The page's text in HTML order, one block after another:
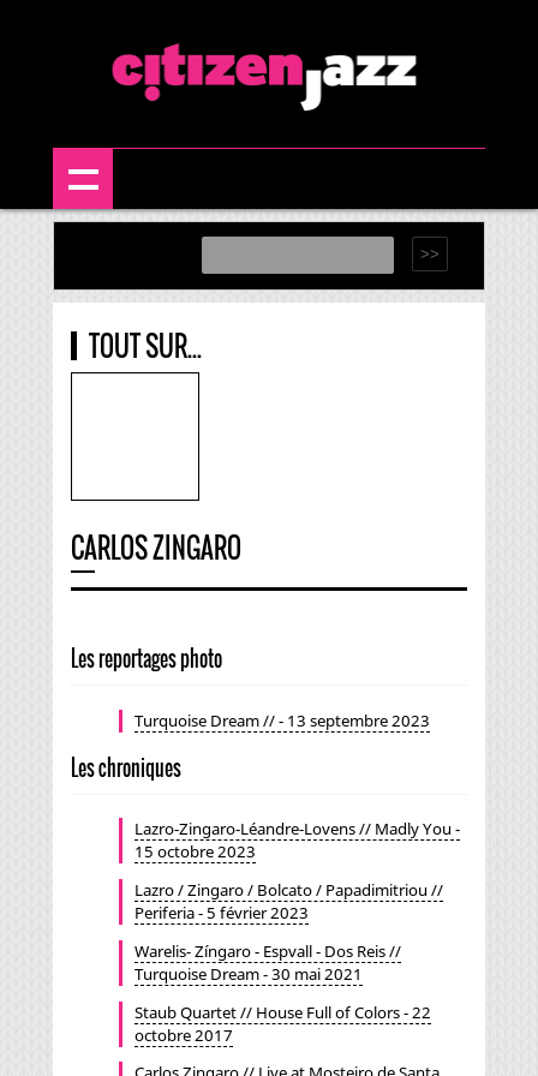
TOUT SUR...
CARLOS ZINGARO
Les reportages photo
Turquoise Dream // - 13 septembre 2023
Les chroniques
Lazro-Zingaro-Léandre-Lovens // Madly You -
15 octobre 2023
Lazro / Zingaro / Bolcato / Papadimitriou //
Periferia - 5 février 2023
Warelis- Zíngaro - Espvall - Dos Reis //
Turquoise Dream - 30 mai 2021
Staub Quartet // House Full of Colors - 22
octobre 2017